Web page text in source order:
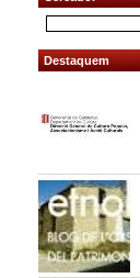
Destaquem